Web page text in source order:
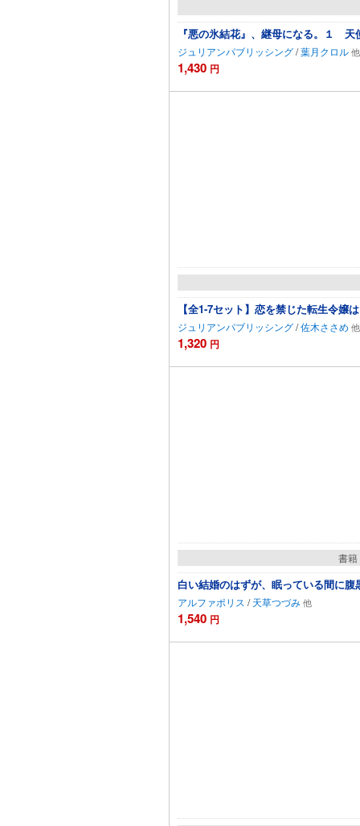
『悪の氷結花』、継母になる。１
ジュリアンパブリッシング/葉月クロル
1,430 円
【全1-7セット】恋を禁じた転生令嬢
ジュリアンパブリッシング/佐木ささめ
1,320 円
書籍
白い結婚のはずが、眠っている間に
アルファポリス / 天草つづみ
1,540 円